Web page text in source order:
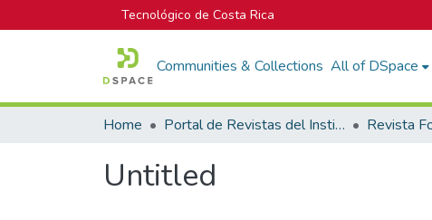
Tecnológico de Costa Rica
Communities & Collections All of DSpace
Home Portal de Revistas del Instituto Tecnológico de Costa Rica
Untitled